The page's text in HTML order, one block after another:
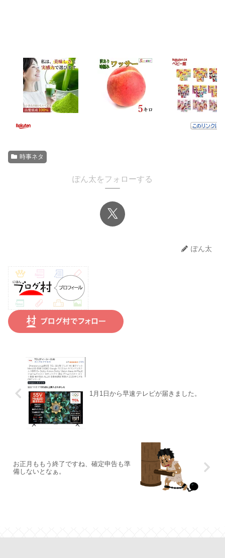
時事ネタ
ぽん太をフォローする
ぽん太
1月1日から早速テレビが届きました。
お正月ももう終了ですね、確定申告も準
備しないとなぁ。